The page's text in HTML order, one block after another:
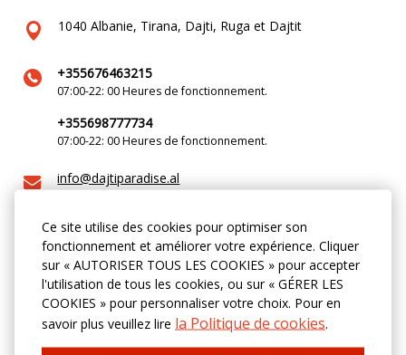
Ce site utilise des cookies pour optimiser son
fonctionnement et améliorer votre expérience. Cliquer
sur « AUTORISER TOUS LES COOKIES » pour accepter
l'utilisation de tous les cookies, ou sur « GÉRER LES
COOKIES » pour personnaliser votre choix. Pour en
savoir plus veuillez lire la Politique de cookies.
1040 Albanie, Tirana, Dajti, Ruga et Dajtit
+355676463215
07:00-22: 00 Heures de fonctionnement.
+355698777734
07:00-22: 00 Heures de fonctionnement.
info@dajtiparadise.al
Vous ne disposez pas de temps pour les appels
téléphoniques? Vous souhaitez réserver une
chambre rapidement et avec confiance qu'il sera
certainement prêt pour vous à l'heure prévue? S'il
vous plaît utiliser le formulaire de réservation en
ligne et obtenir les meilleurs prix!